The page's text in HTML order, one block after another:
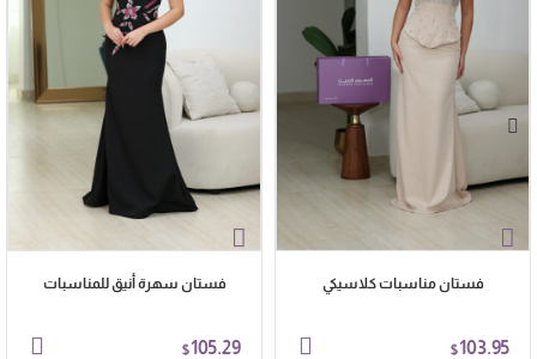
فستان مناسبات كلاسيكي
$103.95
فستان سهرة أنيق للمناسبات
$105.29